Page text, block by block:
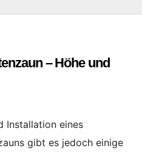
– Höhe und
Installation eines
gibt es jedoch einige